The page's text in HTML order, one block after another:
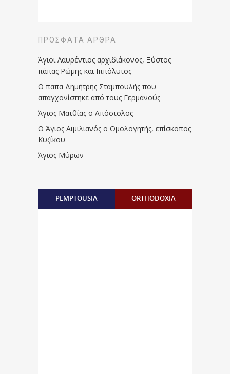
ΠΡΌΣΦΑΤΑ ΆΡΘΡΑ
Άγιοι Λαυρέντιος αρχιδιάκονος, Ξύστος
πάπας Ρώμης και Ιππόλυτος
Ο παπα Δημήτρης Σταμπουλής που
απαγχονίστηκε από τους Γερμανούς
Άγιος Ματθίας ο Απόστολος
Ο Άγιος Αιμιλιανός ο Ομολογητής, επίσκοπος
Κυζίκου
Άγιος Μύρων
PEMPTOUSIA ORTHODOXIA